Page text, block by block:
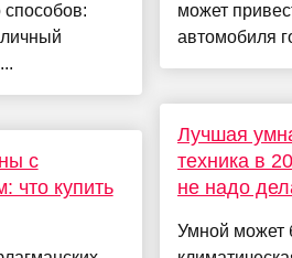
способов:
с
что купить
может
автомобиля
Лучшая
техника в
не надо
Умной может